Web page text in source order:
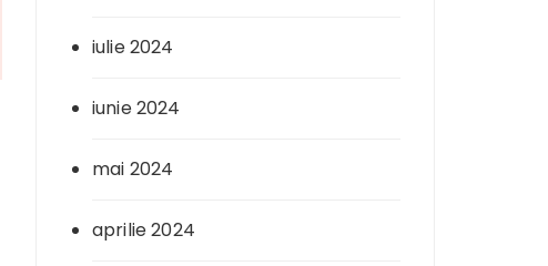
iulie 2024
iunie 2024
mai 2024
aprilie 2024